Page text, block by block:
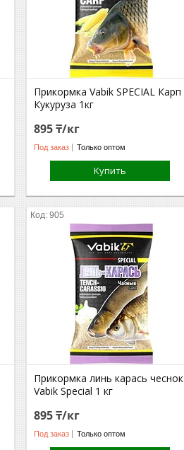
Прикормка Vabik SPECIAL Карп
Кукуруза 1кг
895 ₸/кг
Под заказ Только оптом
Купить
905
Прикормка линь карась чеснок
Vabik Special 1 кг
895 ₸/кг
Под заказ Только оптом